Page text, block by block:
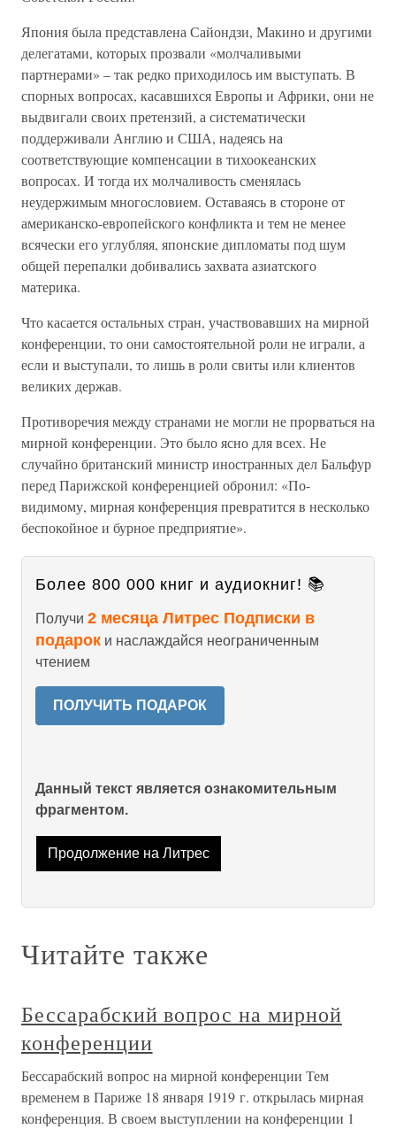
Япония была представлена Сайондзи, Макино и другими
делегатами, которых прозвали «молчаливыми
партнерами» – так редко приходилось им выступать. В
спорных вопросах, касавшихся Европы и Африки, они не
выдвигали своих претензий, а систематически
поддерживали Англию и США, надеясь на
соответствующие компенсации в тихоокеанских
вопросах. И тогда их молчаливость сменялась
неудержимым многословием. Оставаясь в стороне от
американско-европейского конфликта и тем не менее
всячески его углубляя, японские дипломаты под шум
общей перепалки добивались захвата азиатского
материка.
Что касается остальных стран, участвовавших на мирной
конференции, то они самостоятельной роли не играли, а
если и выступали, то лишь в роли свиты или клиентов
великих держав.
Противоречия между странами не могли не прорваться на
мирной конференции. Это было ясно для всех. Не
случайно британский министр иностранных дел Бальфур
перед Парижской конференцией обронил: «По-
видимому, мирная конференция превратится в несколько
беспокойное и бурное предприятие».
Более 800 000 книг и аудиокниг! 📚
Получи 2 месяца Литрес Подписки в
подарок и наслаждайся неограниченным
чтением
ПОЛУЧИТЬ ПОДАРОК
Данный текст является ознакомительным
фрагментом.
Продолжение на Литрес
Читайте также
Бессарабский вопрос на мирной
конференции
Бессарабский вопрос на мирной конференции Тем
временем в Париже 18 января 1919 г. открылась мирная
конференция. В своем выступлении на конференции 1